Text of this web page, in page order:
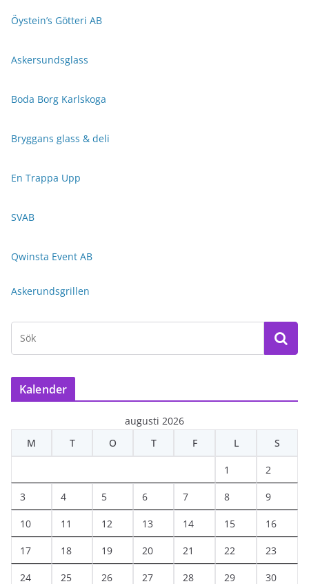
Öystein’s Götteri AB
Askersundsglass
Boda Borg Karlskoga
Bryggans glass & deli
En Trappa Upp
SVAB
Qwinsta Event AB
Askerundsgrillen
Kalender
augusti 2026
M
T O T F L S
1 2
3 4 5 6 7 8 9
10 11 12 13 14 15 16
17 18 19 20 21 22 23
24 25 26 27 28 29 30